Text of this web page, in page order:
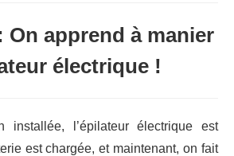
On apprend à manier
électrique !
l’épilateur électrique est
est chargée, et maintenant, on fait